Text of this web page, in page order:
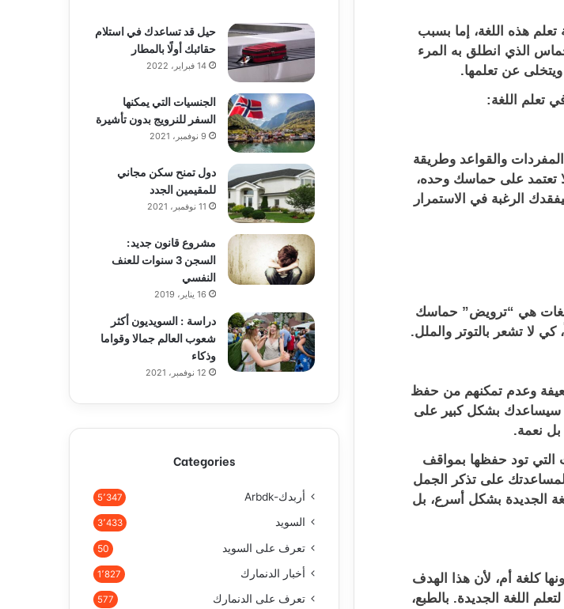
هذه اللغة، إما بسبب
الذي انطلق به المرء
ويتخلى عن تعلمها.
تعلم اللغة:
والقواعد وطريقة
تعتمد على حماسك وحده،
الرغبة في الاستمرار
هي “ترويض” حماسك
كي لا تشعر بالتوتر والملل.
وعدم تمكنهم من حفظ
سيساعدك بشكل كبير على
بل نعمة.
التي تود حفظها بمواقف
لمساعدتك على تذكر الجمل
الجديدة بشكل أسرع، بل
كلغة أم، لأن هذا الهدف
اللغة الجديدة. بالطبع،
حيل قد تساعدك في استلام
حقائبك أولًا بالمطار
14 فبراير، 2022
الجنسيات التي يمكنها
السفر للنرويج بدون تأشيرة
9 نوفمبر، 2021
دول تمنح سكن مجاني
للمقيمين الجدد
11 نوفمبر، 2021
مشروع قانون جديد:
السجن 3 سنوات للعنف
النفسي
16 يناير، 2019
دراسة : السويديون أكثر
شعوب العالم جمالا وقواما
وذكاء
12 نوفمبر، 2021
Categories
أربدك-Arbdk 5٬347
السويد 3٬433
تعرف على السويد 50
أخبار الدنمارك 1٬827
تعرف على الدنمارك 577